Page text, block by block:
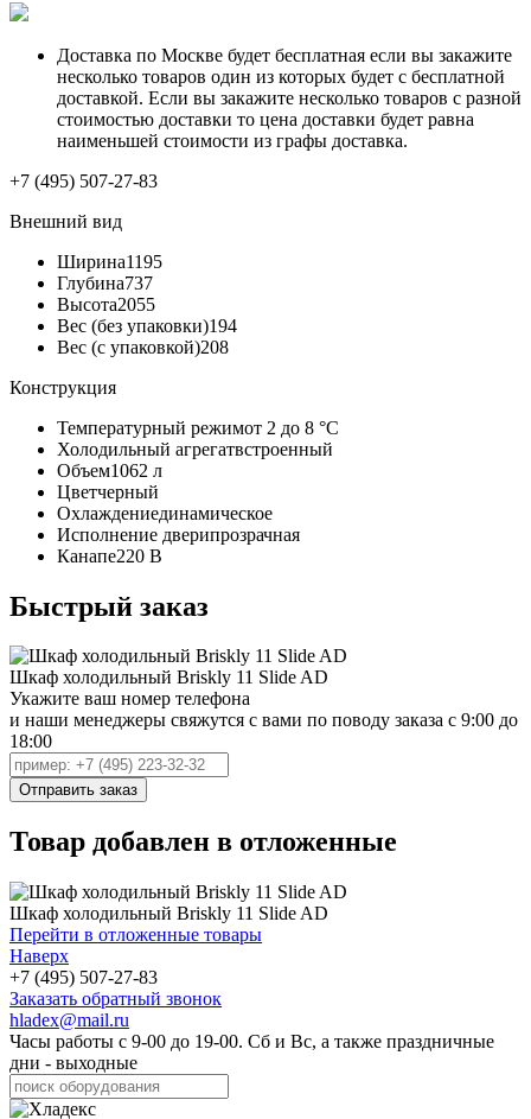
Доставка по Москве будет бесплатная если вы закажите
несколько товаров один из которых будет с бесплатной
доставкой. Если вы закажите несколько товаров с разной
стоимостью доставки то цена доставки будет равна
наименьшей стоимости из графы доставка.
+7 (495) 507-27-83
Внешний вид
Ширина1195
Глубина737
Высота2055
Вес (без упаковки)194
Вес (с упаковкой)208
Конструкция
Температурный режимот 2 до 8 °C
Холодильный агрегатвстроенный
Объем1062 л
Цветчерный
Охлаждениединамическое
Исполнение дверипрозрачная
Канапе220 В
Быстрый заказ
Шкаф холодильный Briskly 11 Slide AD
Укажите ваш номер телефона
и наши менеджеры свяжутся с вами по поводу заказа с 9:00 до
18:00
Товар добавлен в отложенные
Шкаф холодильный Briskly 11 Slide AD
Перейти в отложенные товары
Наверх
+7 (495) 507-27-83
Заказать обратный звонок
hladex@mail.ru
Часы работы с 9-00 до 19-00. Сб и Вс, а также праздничные
дни - выходные